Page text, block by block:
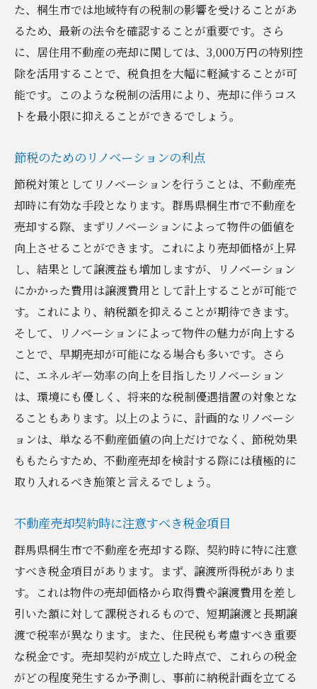
た、桐生市では地域特有の税制の影響を受けることがあ
るため、最新の法令を確認することが重要です。さら
に、居住用不動産の売却に関しては、3,000万円の特別控
除を活用することで、税負担を大幅に軽減することが可
能です。このような税制の活用により、売却に伴うコス
トを最小限に抑えることができるでしょう。
節税のためのリノベーションの利点
節税対策としてリノベーションを行うことは、不動産売
却時に有効な手段となります。群馬県桐生市で不動産を
売却する際、まずリノベーションによって物件の価値を
向上させることができます。これにより売却価格が上昇
し、結果として譲渡益も増加しますが、リノベーション
にかかった費用は譲渡費用として計上することが可能で
す。これにより、納税額を抑えることが期待できます。
そして、リノベーションによって物件の魅力が向上する
ことで、早期売却が可能になる場合も多いです。さら
に、エネルギー効率の向上を目指したリノベーション
は、環境にも優しく、将来的な税制優遇措置の対象とな
ることもあります。以上のように、計画的なリノベーシ
ョンは、単なる不動産価値の向上だけでなく、節税効果
ももたらすため、不動産売却を検討する際には積極的に
取り入れるべき施策と言えるでしょう。
不動産売却契約時に注意すべき税金項目
群馬県桐生市で不動産を売却する際、契約時に特に注意
すべき税金項目があります。まず、譲渡所得税がありま
す。これは物件の売却価格から取得費や譲渡費用を差し
引いた額に対して課税されるもので、短期譲渡と長期譲
渡で税率が異なります。また、住民税も考慮すべき重要
な税金です。売却契約が成立した時点で、これらの税金
がどの程度発生するか予測し、事前に納税計画を立てる